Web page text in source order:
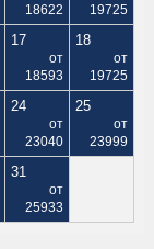
18622
19725
17
от
18593
18
от
19725
24
от
23040
25
от
23999
31
от
25933